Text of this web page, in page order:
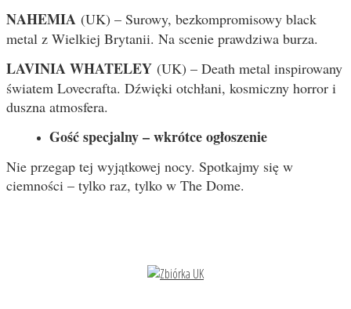
NAHEMIA (UK) – Surowy, bezkompromisowy black
metal z Wielkiej Brytanii. Na scenie prawdziwa burza.
LAVINIA WHATELEY (UK) – Death metal inspirowany
światem Lovecrafta. Dźwięki otchłani, kosmiczny horror i
duszna atmosfera.
Gość specjalny – wkrótce ogłoszenie
Nie przegap tej wyjątkowej nocy. Spotkajmy się w
ciemności – tylko raz, tylko w The Dome.